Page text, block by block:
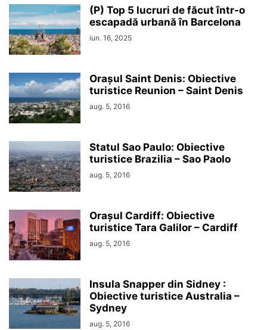
(P) Top 5 lucruri de făcut într-o
escapadă urbană în Barcelona
iun. 16, 2025
Orașul Saint Denis: Obiective
turistice Reunion – Saint Denis
aug. 5, 2016
Statul Sao Paulo: Obiective
turistice Brazilia – Sao Paolo
aug. 5, 2016
Orașul Cardiff: Obiective
turistice Tara Galilor – Cardiff
aug. 5, 2016
Insula Snapper din Sidney :
Obiective turistice Australia –
Sydney
aug. 5, 2016